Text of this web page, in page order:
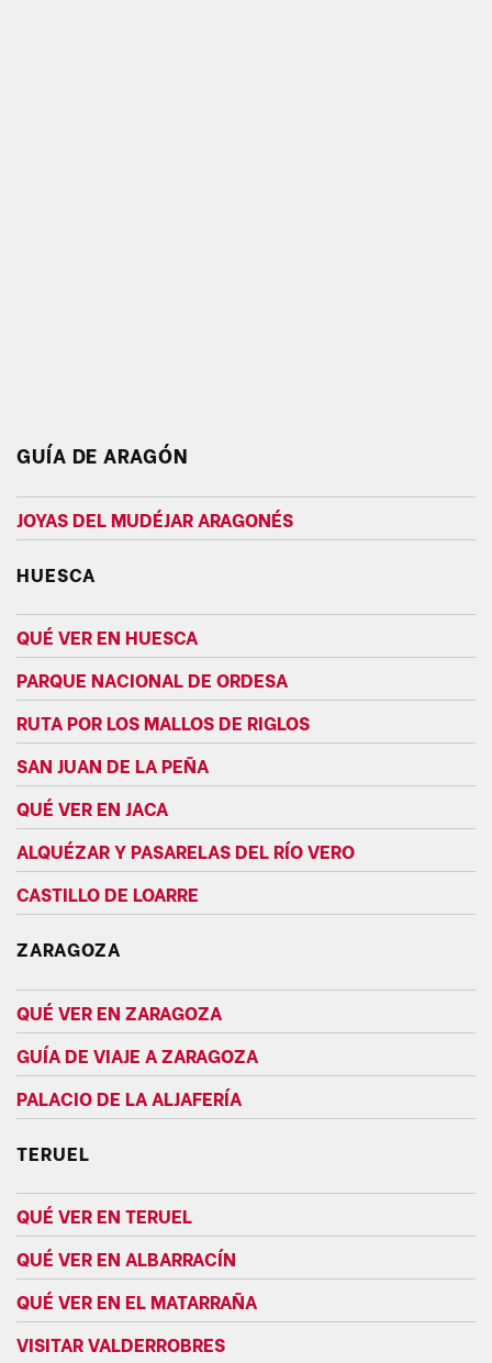
GUÍA DE ARAGÓN
JOYAS DEL MUDÉJAR ARAGONÉS
HUESCA
QUÉ VER EN HUESCA
PARQUE NACIONAL DE ORDESA
RUTA POR LOS MALLOS DE RIGLOS
SAN JUAN DE LA PEÑA
QUÉ VER EN JACA
ALQUÉZAR Y PASARELAS DEL RÍO VERO
CASTILLO DE LOARRE
ZARAGOZA
QUÉ VER EN ZARAGOZA
GUÍA DE VIAJE A ZARAGOZA
PALACIO DE LA ALJAFERÍA
TERUEL
QUÉ VER EN TERUEL
QUÉ VER EN ALBARRACÍN
QUÉ VER EN EL MATARRAÑA
VISITAR VALDERROBRES